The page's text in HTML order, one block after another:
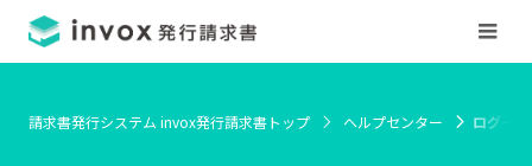
請求書発行システム invox発行請求書トップ ヘルプセンター ログイン